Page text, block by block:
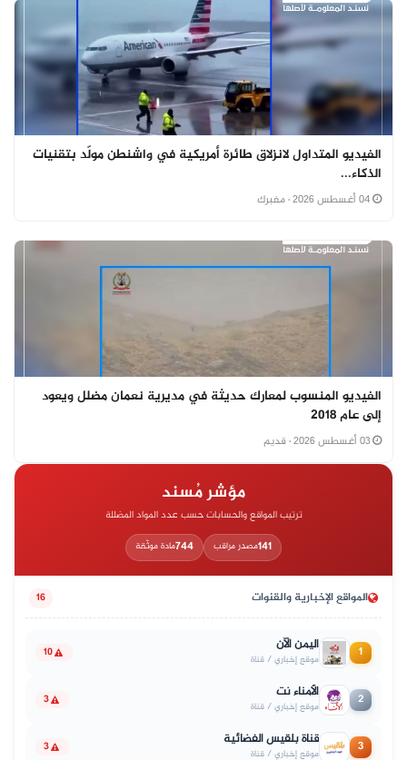
الفيديو المتداول لانزلاق طائرة أمريكية في واشنطن مولّد بتقنيات
الذكاء...
· مفبرك
الفيديو المنسوب لمعارك حديثة في مديرية نعمان مضلل ويعود
إلى عام 2018
· قديم
مؤشر مُسند
ترتيب المواقع والحسابات حسب عدد المواد المضللة
141مصدر مراقب 744مادة موثّقة
المواقع الإخبارية والقنوات 16
1 اليمن الآن
موقع إخباري / قناة 10
2 الأمناء نت
موقع إخباري / قناة 3
3 قناة بلقيس الفضائية
موقع إخباري / قناة 3